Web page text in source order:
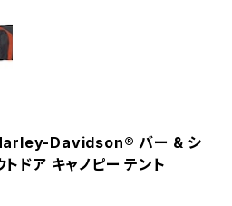
Davidson® バー & シ
ドア キャノピー テント